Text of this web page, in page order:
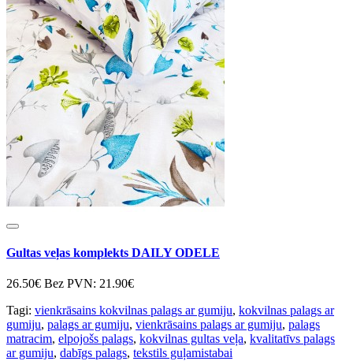
Gultas veļas komplekts DAILY ODELE
26.50€ Bez PVN: 21.90€
Tagi: vienkrāsains kokvilnas palags ar gumiju, kokvilnas palags ar
gumiju, palags ar gumiju, vienkrāsains palags ar gumiju, palags
matracim, elpojošs palags, kokvilnas gultas veļa, kvalitatīvs palags
ar gumiju, dabīgs palags, tekstils guļamistabai